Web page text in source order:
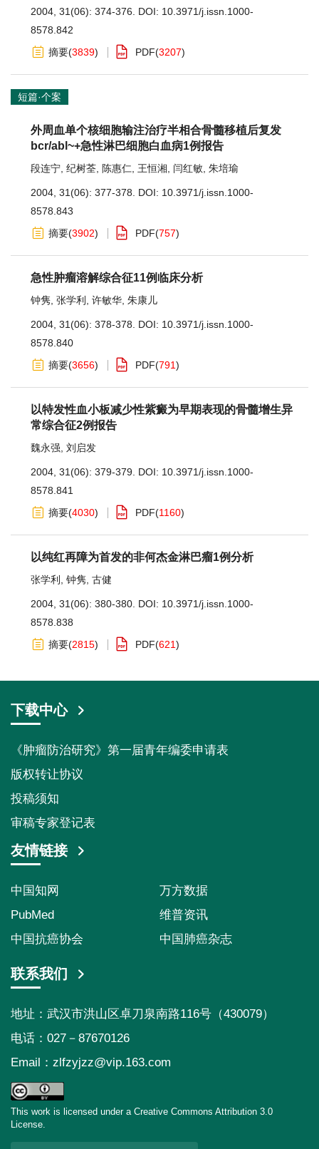
2004, 31(06): 374-376. DOI: 10.3971/j.issn.1000-
8578.842
摘要(3839) PDF(3207)
短篇·个案
外周血单个核细胞输注治疗半相合骨髓移植后复发
bcr/abl~+急性淋巴细胞白血病1例报告
段连宁 纪树荃 陈惠仁 王恒湘 闫红敏 朱培瑜
2004, 31(06): 377-378. DOI: 10.3971/j.issn.1000-
8578.843
摘要(3902) PDF(757)
急性肿瘤溶解综合征11例临床分析
钟隽 张学利 许敏华 朱康儿
2004, 31(06): 378-378. DOI: 10.3971/j.issn.1000-
8578.840
摘要(3656) PDF(791)
以特发性血小板减少性紫癜为早期表现的骨髓增生异
常综合征2例报告
魏永强 刘启发
2004, 31(06): 379-379. DOI: 10.3971/j.issn.1000-
8578.841
摘要(4030) PDF(1160)
以纯红再障为首发的非何杰金淋巴瘤1例分析
张学利 钟隽 古健
2004, 31(06): 380-380. DOI: 10.3971/j.issn.1000-
8578.838
摘要(2815) PDF(621)
下载中心
《肿瘤防治研究》第一届青年编委申请表
版权转让协议
投稿须知
审稿专家登记表
友情链接
中国知网
万方数据
PubMed
维普资讯
中国抗癌协会
中国肺癌杂志
联系我们
地址：武汉市洪山区卓刀泉南路116号（430079）
电话：027－87670126
Email： zlfzyjzz@vip.163.com
This work is licensed under a Creative Commons Attribution 3.0
License.